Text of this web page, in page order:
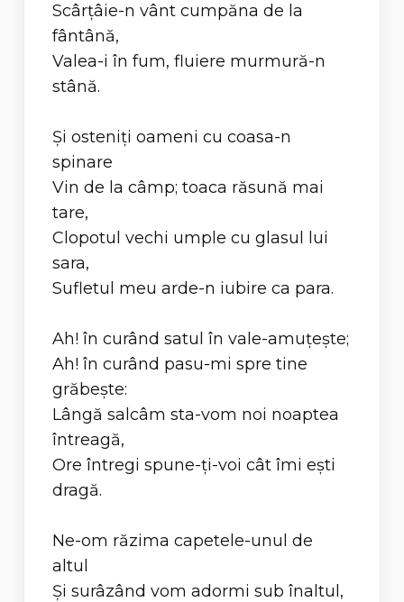
Scârţâie-n vânt cumpăna de la
fântână,
Valea-i în fum, fluiere murmură-n
stână.
Şi osteniţi oameni cu coasa-n
spinare
Vin de la câmp; toaca răsună mai
tare,
Clopotul vechi umple cu glasul lui
sara,
Sufletul meu arde-n iubire ca para.
Ah! în curând satul în vale-amuţeşte;
Ah! în curând pasu-mi spre tine
grăbeşte:
Lângă salcâm sta-vom noi noaptea
întreagă,
Ore întregi spune-ţi-voi cât îmi eşti
dragă.
Ne-om răzima capetele-unul de
altul
Şi surâzând vom adormi sub înaltul,